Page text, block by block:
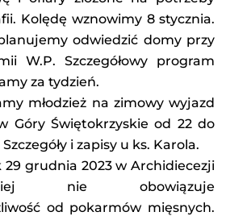
Kolędę wznowimy 8 stycznia.
odwiedzić domy przy
W.P. Szczegółowy program
za tydzień.
młodzież na zimowy wyjazd
Góry Świętokrzyskie od 22 do
i zapisy u ks. Karola.
29 grudnia 2023 w Archidiecezji
nie obowiązuje
od pokarmów mięsnych.